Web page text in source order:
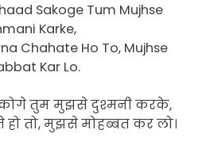
Sakoge Tum Mujhse
Karke,
Chahate Ho To, Mujhse
Kar Lo.
तुम मुझसे दुश्मनी करके,
हो तो, मुझसे मोहब्बत कर लो।